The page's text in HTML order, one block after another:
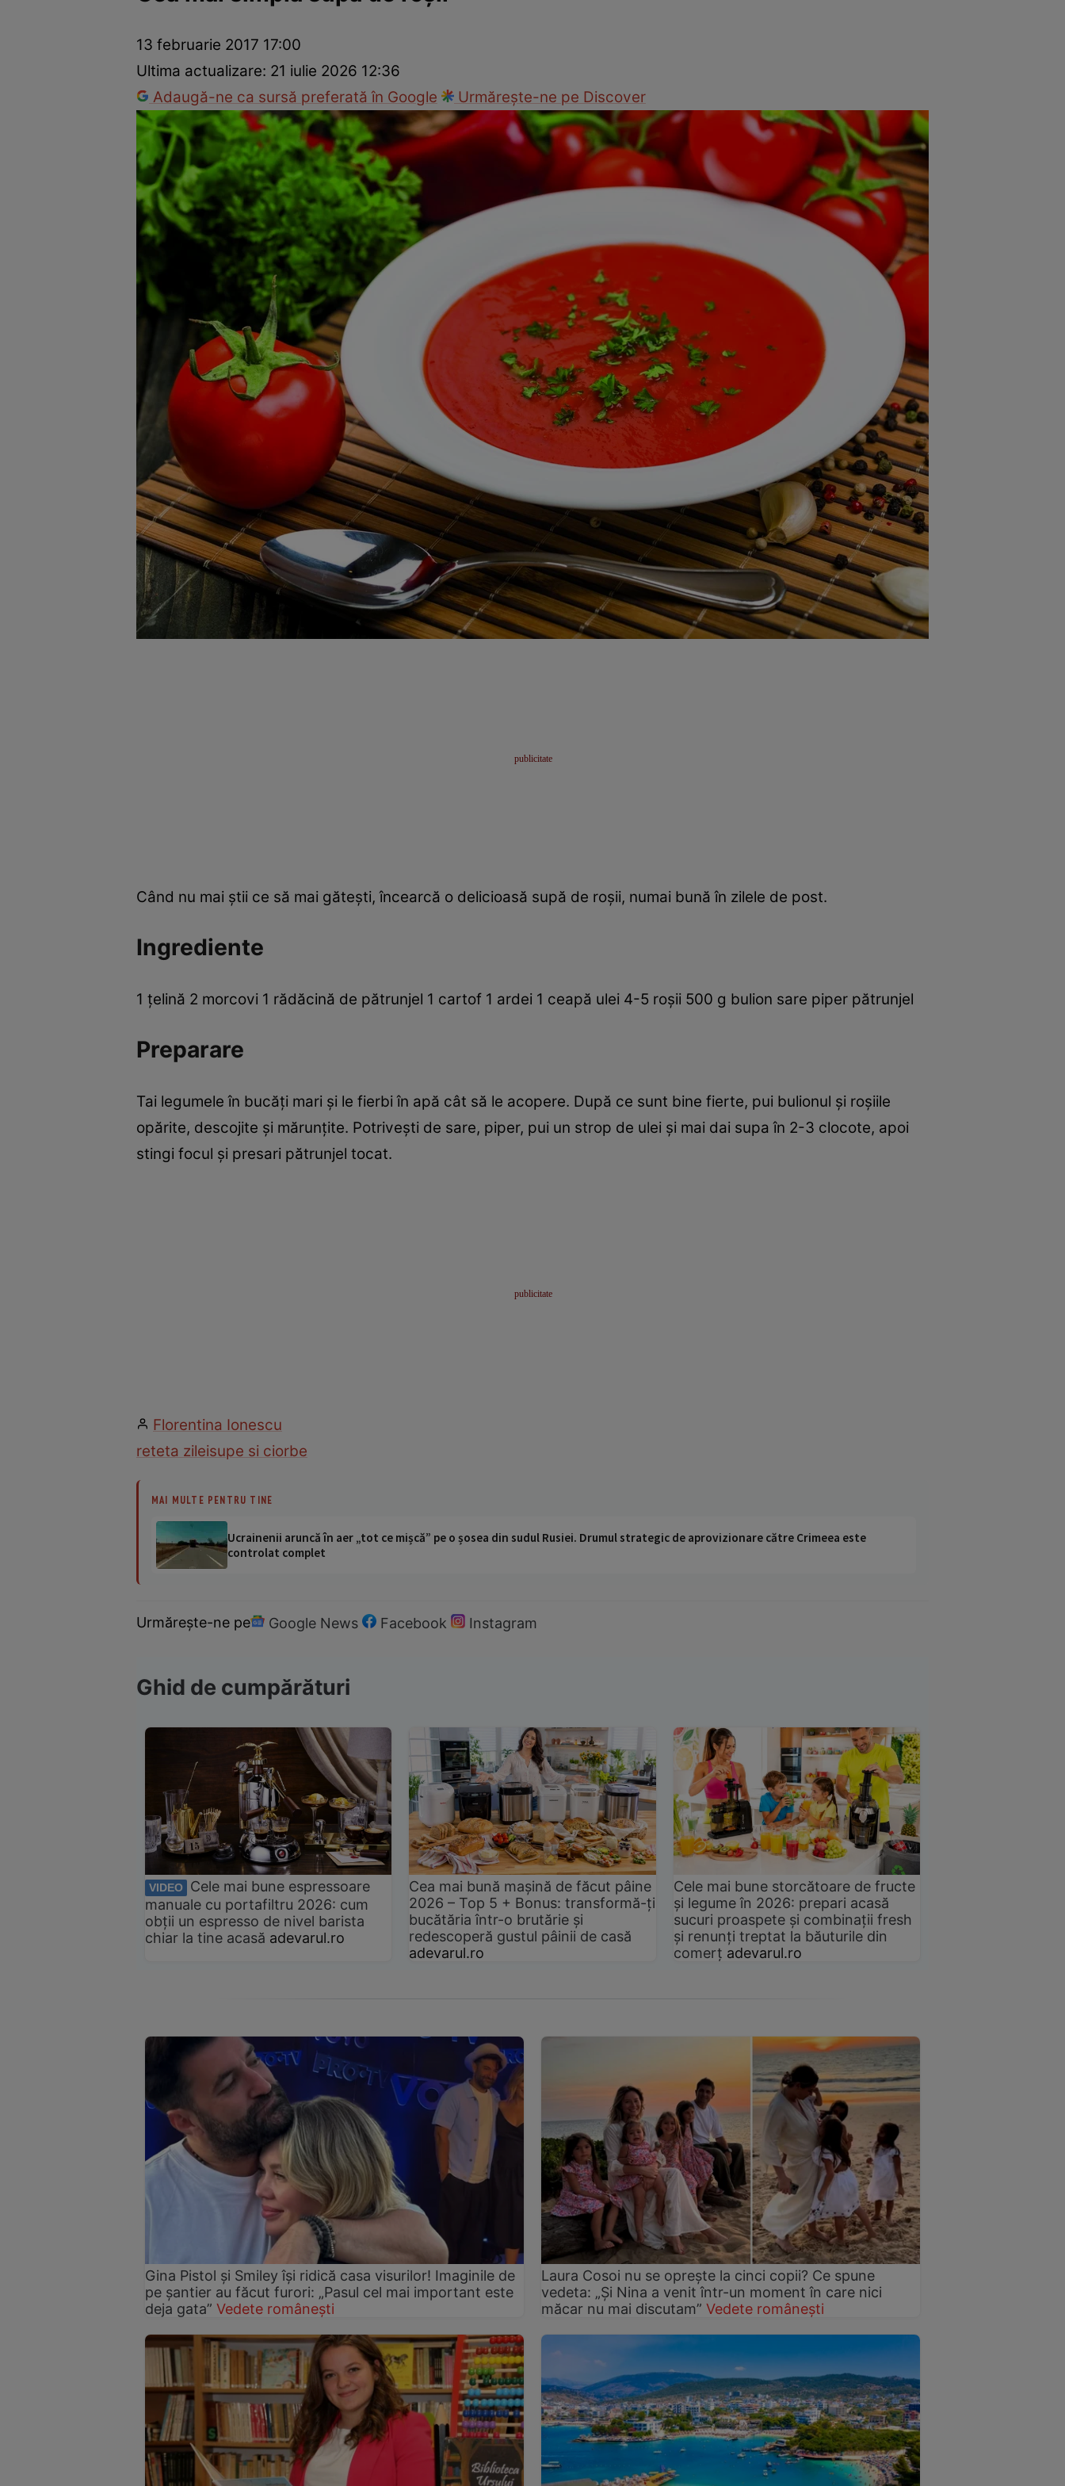
Mâncăruri rapideRețete cu legume
13 februarie 2017 17:00
Ultima actualizare: 21 iulie 2026 12:36
Adaugă-ne ca sursă preferată în Google
Urmărește-ne pe Discover
Când nu mai ştii ce să mai găteşti, încearcă o delicioasă supă de roşii, numai bună în zilele de post.
Ingrediente
1 ţelină 2 morcovi 1 rădăcină de pătrunjel 1 cartof 1 ardei 1 ceapă ulei 4-5 roşii 500 g bulion sare piper pătrunjel
Preparare
Tai legumele în bucăţi mari şi le fierbi în apă cât să le acopere. După ce sunt bine fierte, pui bulionul şi roşiile
opărite, descojite şi mărunţite. Potriveşti de sare, piper, pui un strop de ulei şi mai dai supa în 2-3 clocote, apoi
stingi focul şi presari pătrunjel tocat.
Florentina Ionescu
reteta zileisupe si ciorbe
MAI MULTE PENTRU TINE
Ucrainenii aruncă în aer „tot ce mișcă” pe o șosea din sudul Rusiei. Drumul strategic de aprovizionare către Crimeea este
controlat complet
Urmărește-ne pe Google News Facebook Instagram
Ghid de cumpărături
VIDEO
Cele mai bune espressoare
manuale cu portafiltru 2026: cum
obții un espresso de nivel barista
chiar la tine acasă adevarul.ro
Cea mai bună mașină de făcut pâine
2026 – Top 5 + Bonus: transformă-ți
bucătăria într-o brutărie și
redescoperă gustul pâinii de casă
adevarul.ro
Cele mai bune storcătoare de fructe
și legume în 2026: prepari acasă
sucuri proaspete și combinații fresh
și renunți treptat la băuturile din
comerț adevarul.ro
Gina Pistol și Smiley își ridică casa visurilor! Imaginile de
pe șantier au făcut furori: „Pasul cel mai important este
deja gata” Vedete românești
Laura Cosoi nu se oprește la cinci copii? Ce spune
vedeta: „Și Nina a venit într-un moment în care nici
măcar nu mai discutam” Vedete românești